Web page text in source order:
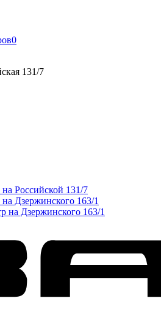
0
131/7
Российской 131/7
Дзержинского 163/1
на Дзержинского 163/1